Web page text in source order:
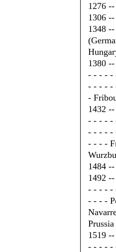
1276
1306
1348
1380
- - - - -
- - - - -
-
1432
- - - - -
- - - - -
- - - -
1484
1492
- - - - -
- - - -
1519
- - - - -